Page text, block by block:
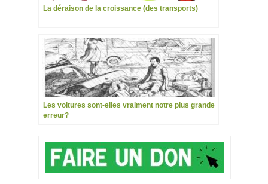
La déraison de la croissance (des transports)
Les voitures sont-elles vraiment notre plus grande
erreur?